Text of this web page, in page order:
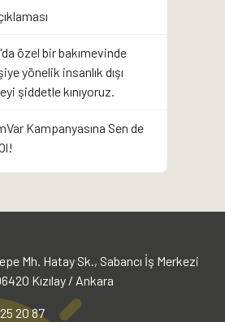
özel bir bakımevinde
yönelik insanlık dışı
şiddetle kınıyoruz.
Kampanyasına Sen de
Mh. Hatay Sk., Sabancı İş Merkezi
Kızılay / Ankara
20 87